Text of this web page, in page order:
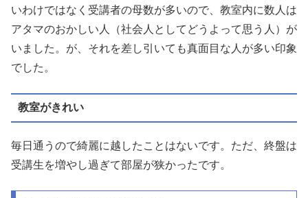
いわけではなく受講者の母数が多いので、教室内に数人は
アタマのおかしい人（社会人としてどうよって思う人）が
いました。が、それを差し引いても真面目な人が多い印象
でした。
教室がきれい
毎日通うので綺麗に越したことはないです。ただ、終盤は
受講生を増やし過ぎて部屋が狭かったです。